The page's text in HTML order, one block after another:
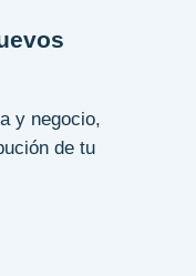
y negocio,
de tu